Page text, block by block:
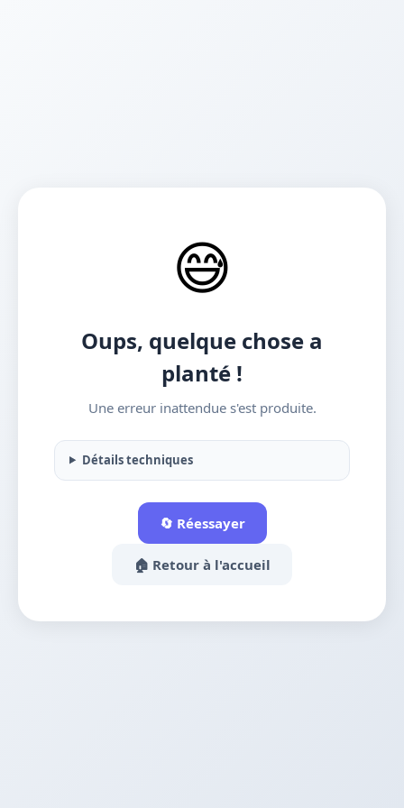
😅
Oups, quelque chose a
planté !
Une erreur inattendue s'est produite.
Détails techniques
🔄 Réessayer
🏠 Retour à l'accueil